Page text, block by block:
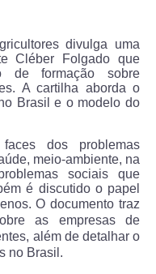
divulga uma
Cléber Folgado que
de formação sobre
A cartilha aborda o
Brasil e o modelo do
dos problemas
meio-ambiente, na
sociais que
é discutido o papel
O documento traz
as empresas de
além de detalhar o
no Brasil.